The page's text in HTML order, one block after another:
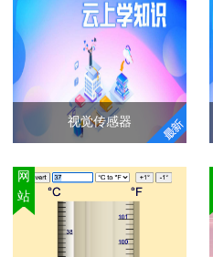
头与凹进去的卯眼，简
单地咬合，便将木构件
结合在一起，把各个部
件连接起来的榫卯做
法，是家具造型的主要
结构方式。
"
视觉传感器
视觉传感器
视觉传感器是整个机器
视觉系统信息的直接来
源，主要由一个或者两
网
站